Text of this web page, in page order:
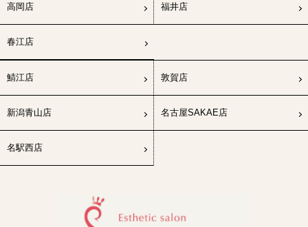
高岡店 福井店
春江店
鯖江店 敦賀店
新潟青山店 名古屋SAKAE店
名駅西店